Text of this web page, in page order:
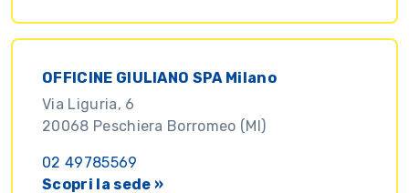
OFFICINE GIULIANO SPA Milano
Via Liguria, 6
20068 Peschiera Borromeo (MI)
02 49785569
Scopri la sede »